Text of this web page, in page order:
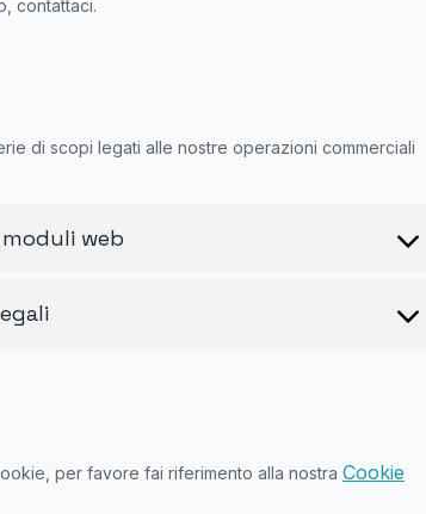
contattaci.
di scopi legati alle nostre operazioni commerciali
web
per favore fai riferimento alla nostra Cookie